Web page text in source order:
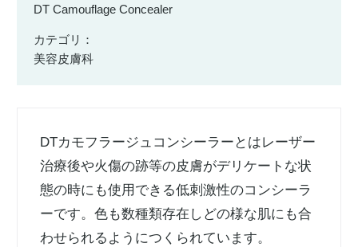
DT Camouflage Concealer
カテゴリ：
美容皮膚科
DTカモフラージュコンシーラーとはレーザー
治療後や火傷の跡等の皮膚がデリケートな状
態の時にも使用できる低刺激性のコンシーラ
ーです。色も数種類存在しどの様な肌にも合
わせられるようにつくられています。